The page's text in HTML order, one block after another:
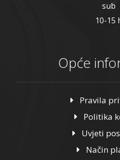
sub
10-15
Opće
Pravila
Politika
Uvjeti
Način